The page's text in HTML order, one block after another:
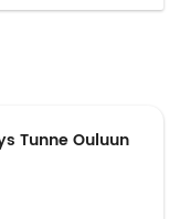
Tunne Ouluun